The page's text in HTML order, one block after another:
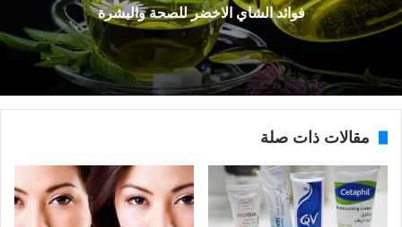
فوائد الشاي الاخضر للصحة والبشرة
مقالات ذات صلة